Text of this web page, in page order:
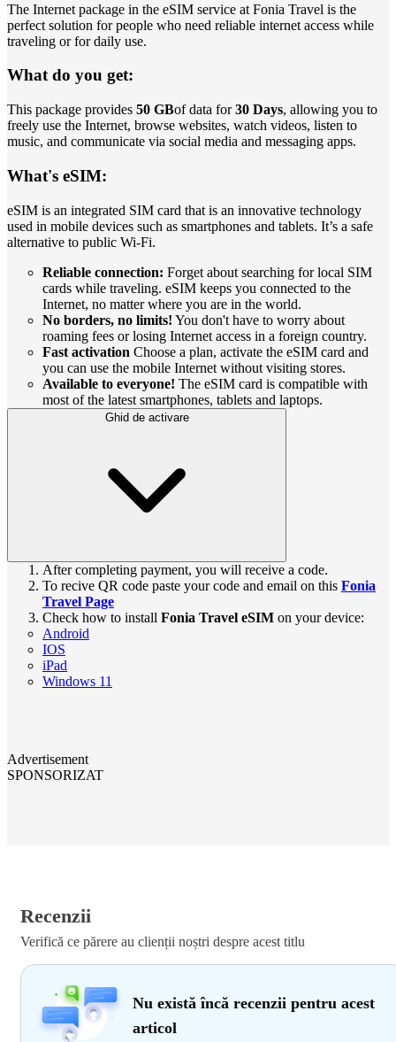
The Internet package in the eSIM service at Fonia Travel is the
perfect solution for people who need reliable internet access while
traveling or for daily use.
What do you get:
This package provides 50 GBof data for30 Days, allowing you to
freely use the Internet, browse websites, watch videos, listen to
music, and communicate via social media and messaging apps.
What's eSIM:
eSIM is an integrated SIM card that is an innovative technology
used in mobile devices such as smartphones and tablets. It’s a safe
alternative to public Wi-Fi.
Reliable connection: Forget about searching for local SIM
cards while traveling. eSIM keeps you connected to the
Internet, no matter where you are in the world.
No borders, no limits! You don't have to worry about
roaming fees or losing Internet access in a foreign country.
Fast activation Choose a plan, activate the eSIM card and
you can use the mobile Internet without visiting stores.
Available to everyone! The eSIM card is compatible with
most of the latest smartphones, tablets and laptops.
Ghid de activare
After completing payment, you will receive a code.
To recive QR code paste your code and email on this Fonia
Travel Page
Check how to install Fonia Travel eSIM on your device:
Android
IOS
iPad
Windows 11
Advertisement
SPONSORIZAT
Recenzii
Verifică ce părere au clienții noștri despre acest titlu
Nu există încă recenzii pentru acest
articol